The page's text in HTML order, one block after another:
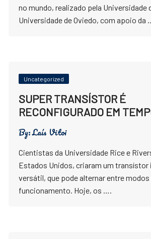
no mundo, realizado pela Universidade
Universidade de Oviedo, com apoio da ….
Uncategorized
SUPER TRANSÍSTOR É
RECONFIGURADO EM
By:Laís Vitoi
Cientistas da Universidade Rice e
Estados Unidos, criaram um
versátil, que pode alternar entre
funcionamento. Hoje, os ….